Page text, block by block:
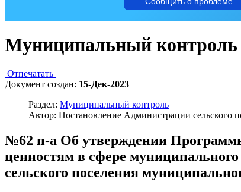
Муниципальный контроль
Отпечатать
Документ создан: 15-Дек-2023
Раздел: Муниципальный контроль
Автор: Постановление Администрации сельского
№62 п-а Об утверждении
ценностям в сфере
сельского поселения